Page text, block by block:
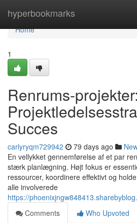
hyperbookmarks
Home
Home
1
Renrums-projekter:
Succes
carlyryqm729942 79 days ago
En vellykket gennemførelse af et par
stærk planlægning. Højt fokus er
ressourcer, koordinere effektivt og
alle involverede
https://
Comments
Who Upvoted